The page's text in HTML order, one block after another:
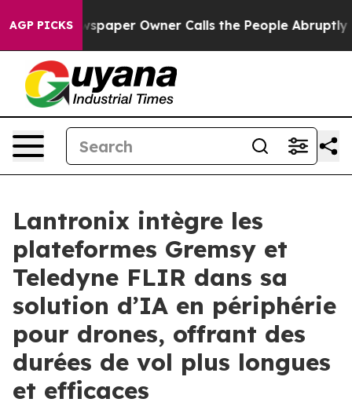
AGP PICKS Owner Calls the People Abruptly Laid off
Lantronix intègre les
plateformes Gremsy et
Teledyne FLIR dans sa
solution d’IA en périphérie
pour drones, offrant des
durées de vol plus longues
et efficaces